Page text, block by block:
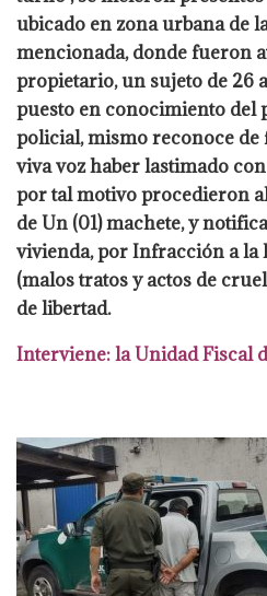
ubicado en zona urbana de
mencionada, donde fueron
propietario,un sujeto de 26
puesto en conocimiento del
policial, mismo reconoce
viva voz haber lastimado
por tal motivo procedieron
de Un (01) machete, y
vivienda, por Infracción a la
(malostratos y actos de
de libertad.
Interviene: la Unidad Fiscal